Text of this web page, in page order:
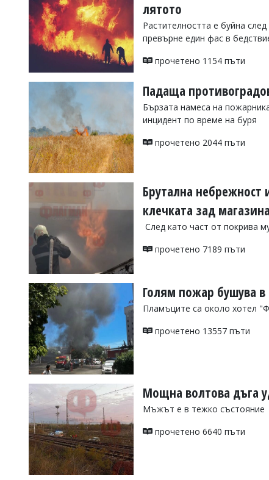
Касабова,
k.kassabova@flagman.bg
Главен
Колев,
office@flagman.bg
Коментарите
статиите
въвеждат
читателите
редакцията
отговорност
откриете
обиден
коментар,
сигнализирайте
лятото
Растителността е буйна
превърне един фас в
прочетено 1154 пъти
Падаща
Бързата намеса на
инцидент по време на буря
прочетено 2044 пъти
Брутална
клечката зад магазина
След като част от покрива
прочетено 7189 пъти
Голям пожар бушува в
Пламъците са около хотел
прочетено 13557 пъти
Мощна волтова дъга
Мъжът е в тежко състояние
прочетено 6640 пъти